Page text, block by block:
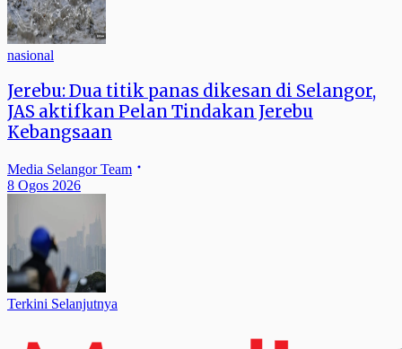
nasional
Jerebu: Dua titik panas dikesan di Selangor,
JAS aktifkan Pelan Tindakan Jerebu
Kebangsaan
Media Selangor Team
8 Ogos 2026
Terkini Selanjutnya